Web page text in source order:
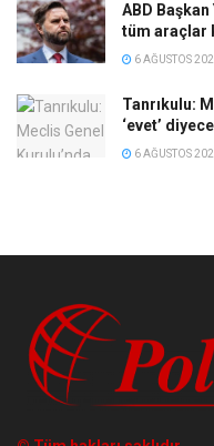
ABD Başkan
tüm araçlar
6 AĞUSTOS
Tanrıkulu:
‘evet’
6 AĞUSTOS